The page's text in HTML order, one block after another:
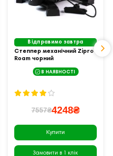
Відправимо завтра
Степпер механічний Zipro
Roam чорний
В НАЯВНОСТІ
7557₴4248₴
Купити
Замовити в 1 клік